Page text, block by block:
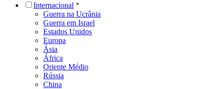
Internacional
Guerra na Ucrânia
Guerra em Israel
Estados Unidos
Europa
Ásia
África
Oriente Médio
Rússia
China